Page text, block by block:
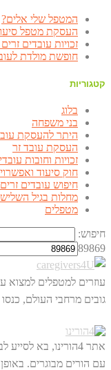
המטפל שלי אלים?
העסקת מטפל
זכויות עובדים
חופשת מולדת
קטגוריות
בלוג
בני משפחה
היתר להעסקת
העסקת עובד זר
זכויות וחובות
חוק סיעוד
חיפוש עובדים
מחלות בגיל
מטפלים
חיפוש:
89869
עוזרים למטפלים
גובים מרחבי העולם,
אתר 4הורינו, בא
עם הורים מבוגרים.